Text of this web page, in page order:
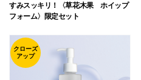
すみスッキリ！〈草花木果 ホイップ
フォーム〉限定セット
クローズ
アップ